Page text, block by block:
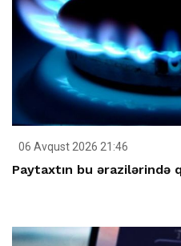
06 Avqust 2026 21:46
Paytaxtın bu ərazilərində